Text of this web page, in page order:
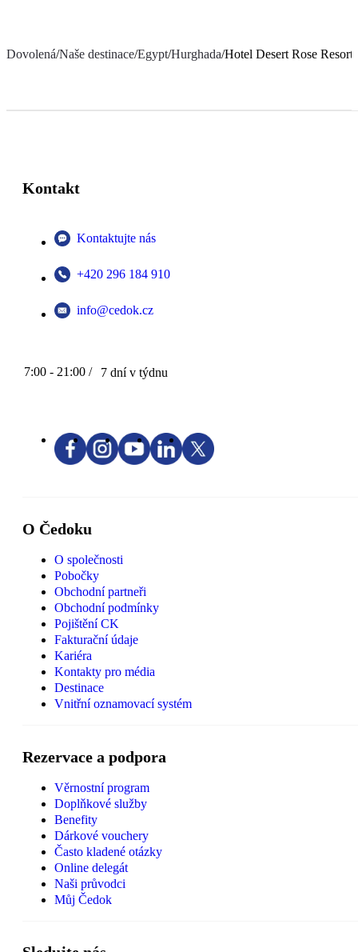
Dovolená/Naše destinace/Egypt/Hurghada/Hotel Desert Rose Resort
Kontakt
Kontaktujte nás
+420 296 184 910
info@cedok.cz
7:00 - 21:00 / 7 dní v týdnu
O Čedoku
O společnosti
Pobočky
Obchodní partneři
Obchodní podmínky
Pojištění CK
Fakturační údaje
Kariéra
Kontakty pro média
Destinace
Vnitřní oznamovací systém
Rezervace a podpora
Věrnostní program
Doplňkové služby
Benefity
Dárkové vouchery
Často kladené otázky
Online delegát
Naši průvodci
Můj Čedok